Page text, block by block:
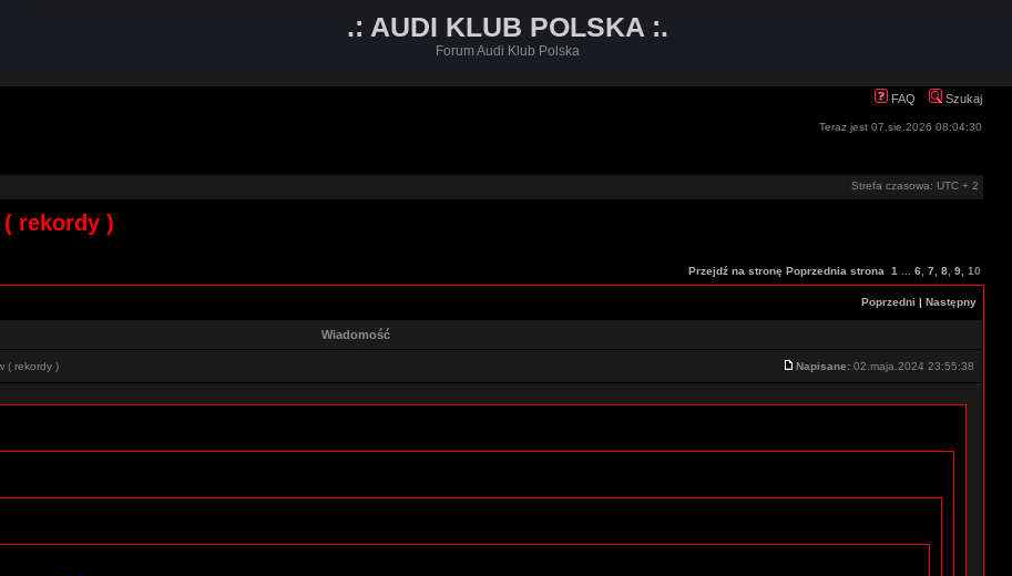
.: AUDI KLUB POLSKA :.
Forum Audi Klub Polska
FAQ Szukaj
Teraz jest 07.sie.2026 08:04:30
Strefa czasowa: UTC + 2
rekordy )
Przejdź na stronę Poprzednia strona 1 6 7 8 9 10
Poprzedni | Następny
Wiadomość
( rekordy ) Napisane: 02.maja.2024 23:55:38